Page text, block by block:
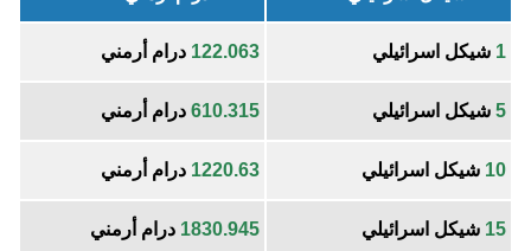
1 شيكل اسرائيلي 122.063 درام أرمني
5 شيكل اسرائيلي 610.315 درام أرمني
10 شيكل اسرائيلي 1220.63 درام أرمني
15 شيكل اسرائيلي 1830.945 درام أرمني